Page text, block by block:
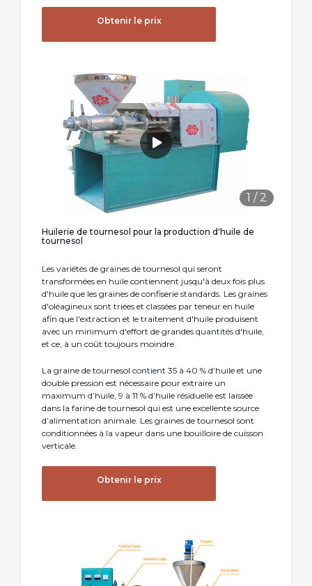
Obtenir le prix
1 / 2
Huilerie de tournesol pour la production d'huile de
tournesol
Les variétés de graines de tournesol qui seront
transformées en huile contiennent jusqu'à deux fois plus
d'huile que les graines de confiserie standards. Les graines
d'oléagineux sont triées et classées par teneur en huile
afin que l'extraction et le traitement d'huile produisent
avec un minimum d'effort de grandes quantités d'huile,
et ce, à un coût toujours moindre.
La graine de tournesol contient 35 à 40 % d’huile et une
double pression est nécessaire pour extraire un
maximum d’huile, 9 à 11 % d’huile résiduelle est laissée
dans la farine de tournesol qui est une excellente source
d’alimentation animale. Les graines de tournesol sont
conditionnées à la vapeur dans une bouilloire de cuisson
verticale.
Obtenir le prix